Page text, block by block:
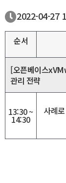
2022-04-27
순서
[오픈베이스
관리 전략
13:30 ~
14:30
사례